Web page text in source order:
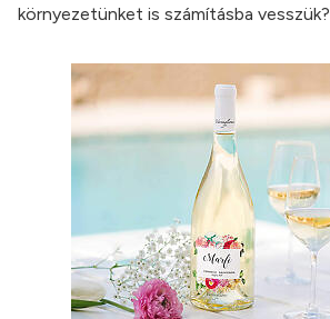
környezetünket is számításba vesszük?